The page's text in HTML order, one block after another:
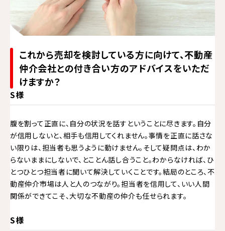
これから売却を検討している方に向けて、不動産
仲介会社との付き合い方のアドバイスをいただ
けますか？
S様
腹を割って正直に、自分の状況を話すということに尽きます。自分
が信用しないと、相手も信用してくれません。事情を正直に話さな
い限りは、担当者も思うように動けません。そして疑問点は、わか
らないままにしないで、とことん話し合うこと。わからなければ、ひ
とつひとつ担当者に聞いて解決していくことです。結局のところ、不
動産仲介市場は人と人のつながり。担当者を信用して、いい人間
関係ができてこそ、大切な不動産の仲介も任せられます。
S様